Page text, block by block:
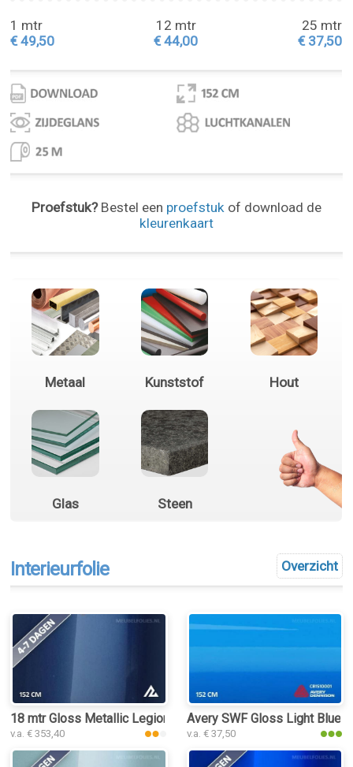
1 mtr
€ 49,50
12 mtr
€ 44,00
25 mtr
€ 37,50
Proefstuk?Bestel een proefstukof download de
kleurenkaart
Metaal Kunststof Hout
Glas Steen
Overzicht
Interieurfolie
18 mtr Gloss Metallic Legion Blue 3072 interieurfolie
v.a. € 353,40
Avery SWF Gloss Light Blue
v.a. € 37,50